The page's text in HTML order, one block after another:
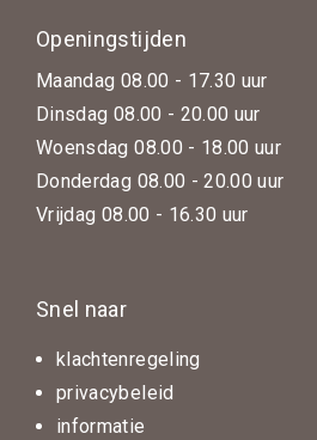
Openingstijden
Maandag 08.00 - 17.30 uur
Dinsdag 08.00 - 20.00 uur
Woensdag 08.00 - 18.00 uur
Donderdag 08.00 - 20.00 uur
Vrijdag 08.00 - 16.30 uur
Snel naar
klachtenregeling
privacybeleid
informatie